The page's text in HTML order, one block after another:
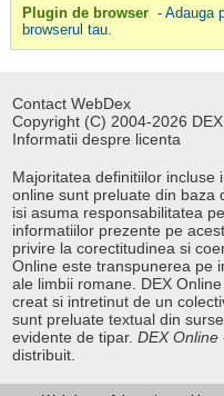
Plugin de browser - Adauga
browserul tau.
Contact WebDex
Copyright (C) 2004-2026
Informatii despre licenta
Majoritatea definitiilor incluse
online sunt preluate din baza
isi asuma responsabilitatea
informatiilor prezente pe
privire la corectitudinea si
Online este transpunerea pe
ale limbii romane. DEX
creat si intretinut de un
sunt preluate textual din
evidente de tipar.DEX Online
distribuit.